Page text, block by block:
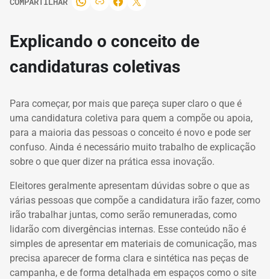
Explicando o conceito de
candidaturas coletivas
Para começar, por mais que pareça super claro o que é
uma candidatura coletiva para quem a compõe ou apoia,
para a maioria das pessoas o conceito é novo e pode ser
confuso. Ainda é necessário muito trabalho de explicação
sobre o que quer dizer na prática essa inovação.
Eleitores geralmente apresentam dúvidas sobre o que as
várias pessoas que compõe a candidatura irão fazer, como
irão trabalhar juntas, como serão remuneradas, como
lidarão com divergências internas. Esse conteúdo não é
simples de apresentar em materiais de comunicação, mas
precisa aparecer de forma clara e sintética nas peças de
campanha, e de forma detalhada em espaços como o site